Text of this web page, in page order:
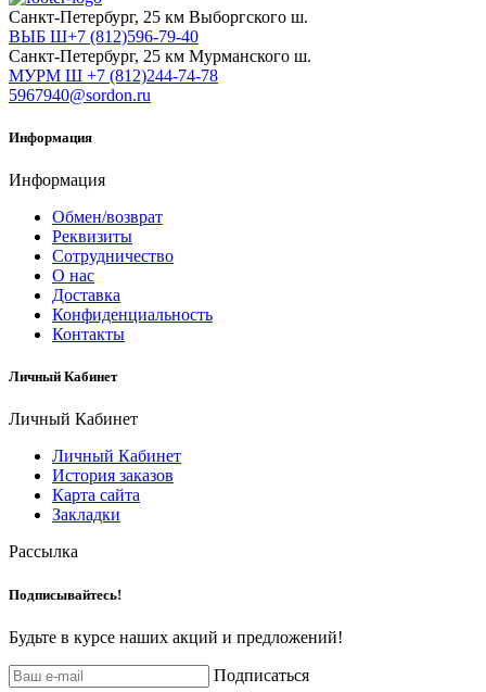
Cанкт-Петербург, 25 км Выборгского ш.
ВЫБ Ш+7 (812)596-79-40
Cанкт-Петербург, 25 км Мурманского ш.
МУРМ Ш +7 (812)244-74-78
5967940@sordon.ru
Информация
Информация
Обмен/возврат
Реквизиты
Сотрудничество
О нас
Доставка
Конфиденциальность
Контакты
Личный Кабинет
Личный Кабинет
Личный Кабинет
История заказов
Карта сайта
Закладки
Рассылка
Подписывайтесь!
Будьте в курсе наших акций и предложений!
Подписаться